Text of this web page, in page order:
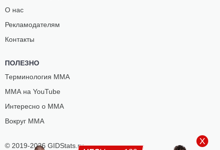
© 2019-2026 GIDStats.ru
О нас
Рекламодателям
Контакты
ПОЛЕЗНО
Терминология ММА
ММА на YouTube
Интересно о ММА
Вокруг ММА
X